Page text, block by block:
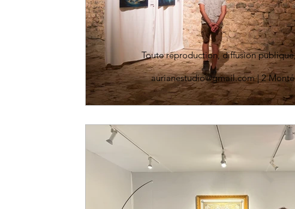
Toute reproduction, diffusion
aurianestudio@gmail.com| 2